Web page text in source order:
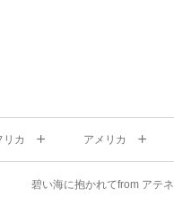
リカ アメリカ
碧い海に抱かれてfrom アテネ